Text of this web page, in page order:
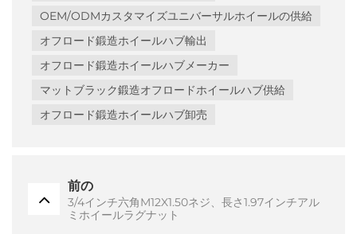
OEM/ODMカスタマイズユニバーサルホイールの供給
オフロード鍛造ホイールハブ輸出
オフロード鍛造ホイールハブメーカー
マットブラック鍛造オフロードホイールハブ供給
オフロード鍛造ホイールハブ卸売
前の
3/4インチ六角M12X1.50ネジ、長さ1.97インチアル
ミホイールラグナット